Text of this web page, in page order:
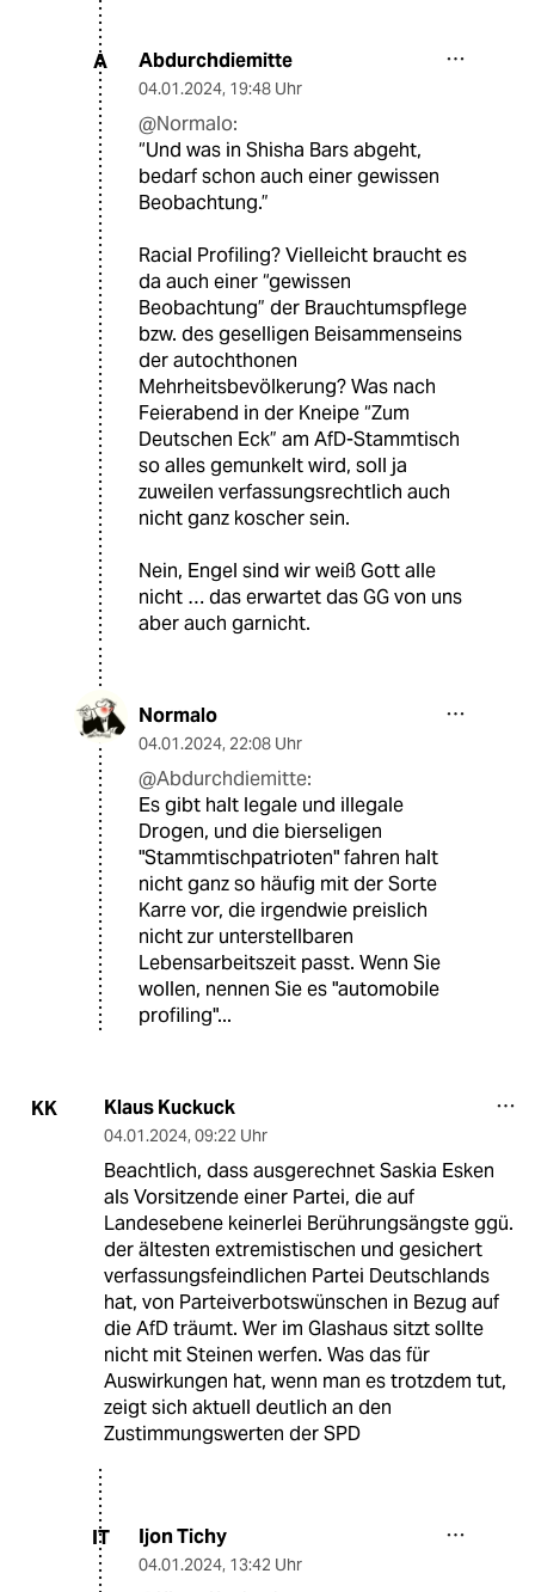
A Abdurchdiemitte
04.01.2024, 19:48 Uhr
@Normalo:
“Und was in Shisha Bars abgeht,
bedarf schon auch einer gewissen
Beobachtung.”
Racial Profiling? Vielleicht braucht es
da auch einer “gewissen
Beobachtung” der Brauchtumspflege
bzw. des geselligen Beisammenseins
der autochthonen
Mehrheitsbevölkerung? Was nach
Feierabend in der Kneipe “Zum
Deutschen Eck” am AfD-Stammtisch
so alles gemunkelt wird, soll ja
zuweilen verfassungsrechtlich auch
nicht ganz koscher sein.
Nein, Engel sind wir weiß Gott alle
nicht … das erwartet das GG von uns
aber auch garnicht.
Normalo
04.01.2024, 22:08 Uhr
@Abdurchdiemitte:
Es gibt halt legale und illegale
Drogen, und die bierseligen
"Stammtischpatrioten" fahren halt
nicht ganz so häufig mit der Sorte
Karre vor, die irgendwie preislich
nicht zur unterstellbaren
Lebensarbeitszeit passt. Wenn Sie
wollen, nennen Sie es "automobile
profiling"...
KK Klaus Kuckuck
04.01.2024, 09:22 Uhr
Beachtlich, dass ausgerechnet Saskia Esken
als Vorsitzende einer Partei, die auf
Landesebene keinerlei Berührungsängste ggü.
der ältesten extremistischen und gesichert
verfassungsfeindlichen Partei Deutschlands
hat, von Parteiverbotswünschen in Bezug auf
die AfD träumt. Wer im Glashaus sitzt sollte
nicht mit Steinen werfen. Was das für
Auswirkungen hat, wenn man es trotzdem tut,
zeigt sich aktuell deutlich an den
Zustimmungswerten der SPD
IT Ijon Tichy
04.01.2024, 13:42 Uhr